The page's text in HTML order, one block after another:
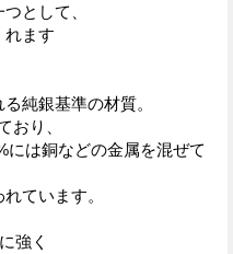
として、
れます
純銀基準の材質。
おり、
には銅などの金属を混ぜて
ています。
強く